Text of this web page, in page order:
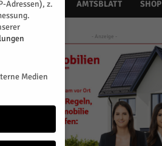
TERMINE AMTSBLATT SHOP
- Anzeige -
Adressen), z.
Medien